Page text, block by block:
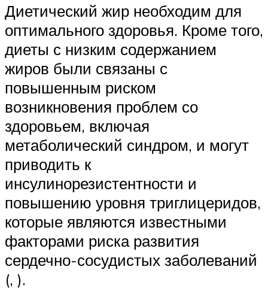
Диетический жир необходим для
оптимального здоровья. Кроме того,
диеты с низким содержанием
жиров были связаны с
повышенным риском
возникновения проблем со
здоровьем, включая
метаболический синдром, и могут
приводить к
инсулинорезистентности и
повышению уровня триглицеридов,
которые являются известными
факторами риска развития
сердечно-сосудистых заболеваний
(, ).